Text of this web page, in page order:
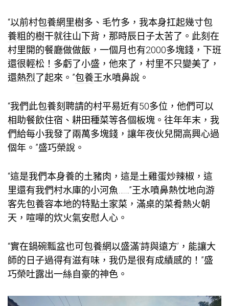
“以前村包養網里樹多、毛竹多，我本身扛起幾寸包
養粗的樹干就往山下背，那時辰日子太苦了。此刻在
村里開的餐廳做做飯，一個月也有2000多塊錢，下班
還很輕松！多虧了小盛，他來了，村里不只變美了，
還熱烈了起來。”包養王水噴鼻說。
“我們此包養刻聘請的村平易近有50多位，他們可以
相助餐飲住宿、耕田種菜等各個板塊。往年年末，我
們給每小我發了兩萬多塊錢，讓年夜伙兒開高興心過
個年。”盛巧榮說。
“這是我們本身養的土豬肉，這是土雞蛋炒辣椒，這
里還有我們村水庫的小河魚……”王水噴鼻熱忱地向游
客先包養容本地的特點土家菜，滿桌的菜肴熱火朝
天，喧嘩的炊火氣安慰人心。
“實在鍋碗瓢盆也可包養網以盛滿‘詩與遠方’，能讓大
師的日子過得有滋有味，我仍是很有成績感的！”盛
巧榮吐露出一絲自豪的神色。